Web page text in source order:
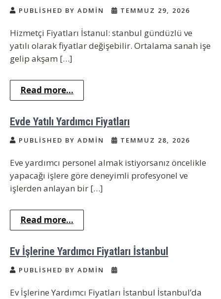
PUBLISHED BY ADMIN TEMMUZ 29, 2026
Hizmetçi Fiyatları İstanul: stanbul gündüzlü ve
yatılı olarak fiyatlar değişebilir. Ortalama sanah işe
gelip akşam […]
Read more...
Evde Yatılı Yardımcı Fiyatları
PUBLISHED BY ADMIN TEMMUZ 28, 2026
Eve yardımcı personel almak istiyorsanız öncelikle
yapacağı işlere göre deneyimli profesyonel ve
işlerden anlayan bir […]
Read more...
Ev İşlerine Yardımcı Fiyatları İstanbul
PUBLISHED BY ADMIN
Ev İşlerine Yardımcı Fiyatları İstanbul İstanbul’da